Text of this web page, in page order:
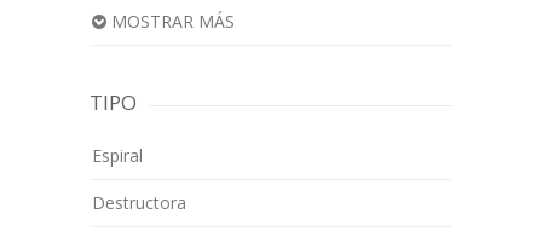
MOSTRAR MÁS
TIPO
Espiral
Destructora